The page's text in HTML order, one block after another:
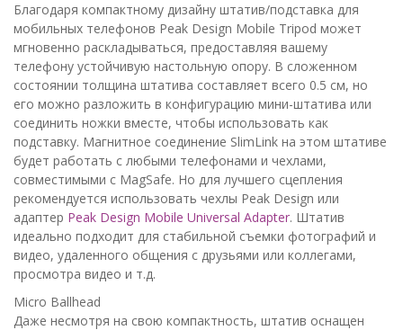
Благодаря компактному дизайну штатив/подставка для
мобильных телефонов Peak Design Mobile Tripod может
мгновенно раскладываться, предоставляя вашему
телефону устойчивую настольную опору. В сложенном
состоянии толщина штатива составляет всего 0.5 см, но
его можно разложить в конфигурацию мини-штатива или
соединить ножки вместе, чтобы использовать как
подставку. Магнитное соединение SlimLink на этом штативе
будет работать с любыми телефонами и чехлами,
совместимыми с MagSafe. Но для лучшего сцепления
рекомендуется использовать чехлы Peak Design или
адаптер Peak Design Mobile Universal Adapter. Штатив
идеально подходит для стабильной съемки фотографий и
видео, удаленного общения с друзьями или коллегами,
просмотра видео и т.д.
Micro Ballhead
Даже несмотря на свою компактность, штатив оснащен